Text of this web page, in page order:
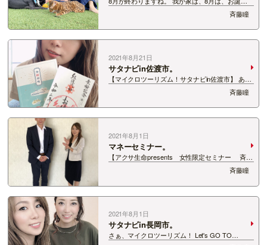
日ラッシュでした。 愛犬、ドム♂1歳。 愛猫、レ
オ♂3歳。 この子たちがいてくれて、 救われてい
ます。 いつも、ありがとう！ 生まれてきてくれ
て、ありがとう！！
斉藤瞳
2021年8月21日
サタナビin佐渡市。
【マイクロツーリズム！サタナビin佐渡市】 あり
がとうございました！ 番組の為、 前日から佐渡
入りさせていただきました。 行きは、カーフェリ
ーで。帰りは、ジェットホイルで。 新しい楽しみ
方、 御朱印ならぬ、『御船印』。 …
斉藤瞳
2021年8月1日
マネーセミナー。
【アクサ生命presents 女性限定セミナー 斉藤
瞳と学ぶお金の基本！～初めての方のため
に・・・ やさしいマネー術～】 ご参加いただい
たみなさん、 ありがとうございました。 講師
は… 株式会社 新潟保険研究社 反町…
斉藤瞳
2021年8月1日
サタナビin長岡市。
さぁ、マイクロツーリズム！ Let's GO TO